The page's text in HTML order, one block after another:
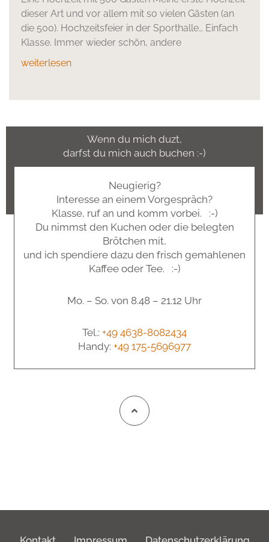
dieser Art und vor allem mit so vielen Gästen (an
die 500). Hochzeitsfeier in der Sporthalle… Einfach
Klasse. Immer wieder schön, andere
weiterlesen
Wenn du mich duzt,
darfst du mich auch buchen :-)
Neugierig?
Interesse an einem Vorgespräch?
Klasse, ruf an und komm vorbei. :-)
Du nimmst den Kuchen oder die belegten
Brötchen mit,
und ich spendiere dazu den frisch gemahlenen
Kaffee oder Tee. :-)
Mo. – So. von 8.48 – 21.12 Uhr
Tel.: +49 4638-8082434
Handy: +49 175-5696977